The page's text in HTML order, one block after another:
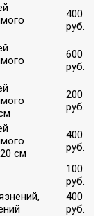
400
руб.
600
руб.
200
руб.
см
400
руб.
100
руб.
400
руб.